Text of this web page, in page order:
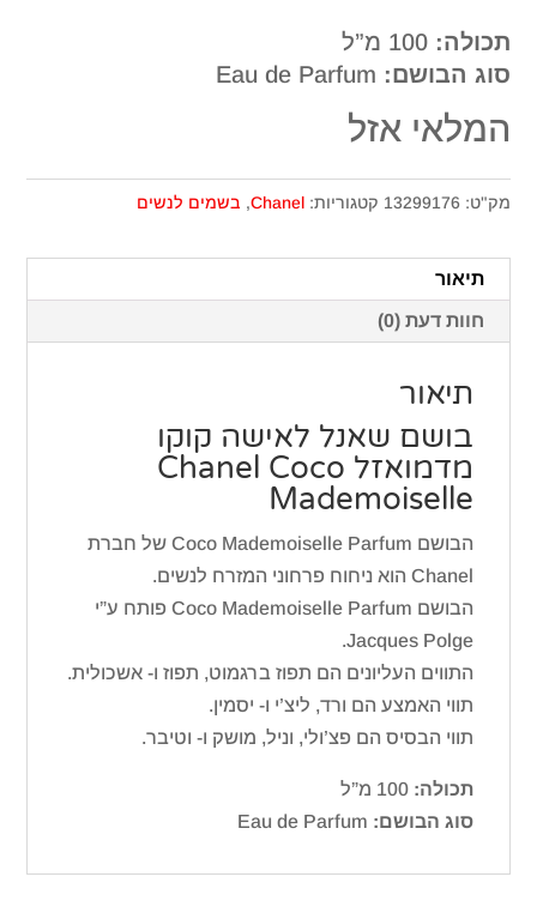
תכולה: 100 מ”ל
סוג הבושם:
המלאי אזל
מק"ט: 13299176 קטגוריות:Chanel
, בשמים לנשים
תיאור
חוות דעת (0)
תיאור
בושם שאנל לאישה קוקו
מדמואזל Chanel Coco
Mademoiselle
הבושם Coco Mademoiselle Parfum של חברת
Chanel הוא ניחוח פרחוני המזרח לנשים.
הבושם Coco Mademoiselle Parfum פותח ע”י
Jacques Polge.
התווים העליונים הם תפוז ברגמוט, תפוז ו- אשכולית.
תווי האמצע הם ורד, ליצ’י ו- יסמין.
תווי הבסיס הם פצ’ולי, וניל, מושק ו- וטיבר.
תכולה: 100 מ”ל
סוג הבושם: